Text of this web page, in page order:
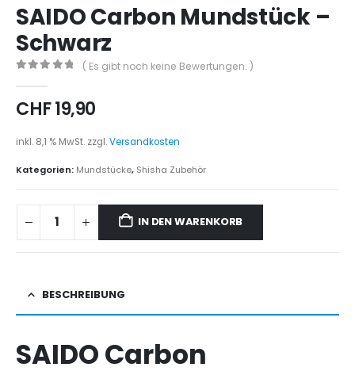
SAIDO Carbon Mundstück –
Schwarz
( Es gibt noch keine Bewertungen. )
CHF19,90
inkl. 8,1 % MwSt. zzgl.Versandkosten
Kategorien: Mundstücke, Shisha Zubehör
IN DEN WARENKORB
BESCHREIBUNG
SAIDO Carbon